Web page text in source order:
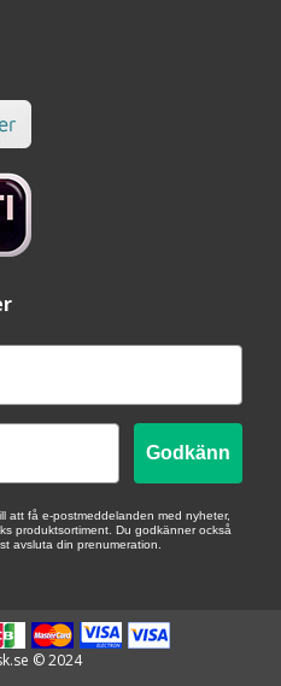
Godkänn
att få e-postmeddelanden med nyheter,
produktsortiment. Du godkänner också
avsluta din prenumeration.
© 2024